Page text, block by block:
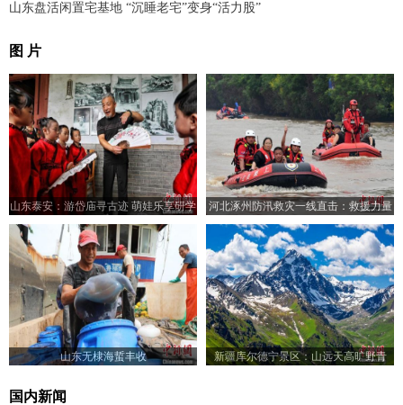
山东盘活闲置宅基地 “沉睡老宅”变身“活力股”
图 片
山东泰安：游岱庙寻古迹 萌娃乐享研学
游
河北涿州防汛救灾一线直击：救援力量
从四面八方汇集
山东无棣海蜇丰收 新疆库尔德宁景区：山远天高旷野青
国内新闻